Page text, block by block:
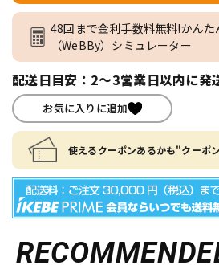
48回まで金利手数料無料!かんた
（WeBBy）シミュレーター
配送日目安：2～3営業日以内に発
お気に入りに追加
使えるクーポンあるかも"クーポ